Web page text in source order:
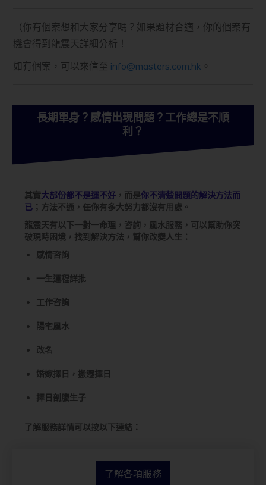
（你有個案想和大家分享嗎？如果題材合適，你的個案有
機會得到龍震天詳細分析！
如有個案，可以來信至 info@masters.com.hk 。
長期單身？感情出現問題？工作總是不順
利？
其實大部份都不是運不好 ，而是你不清楚問題的解決方法而
已 ；方法不通，任你有多大努力都沒有用處。
龍震天有以下一對一命理，咨詢，風水服務，可以幫助你突
破現時困境，找到解決方法，幫你改變人生：
感情咨詢
一生運程詳批
工作咨詢
陽宅風水
改名
婚嫁擇日，搬遷擇日
擇日剖腹生子
了解服務詳情可以按以下連結：
了解各項服務